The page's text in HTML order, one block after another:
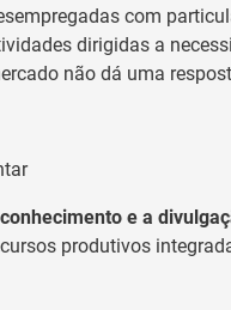
com
dirigidas a
não dá uma
conhecimento e a
produtivos